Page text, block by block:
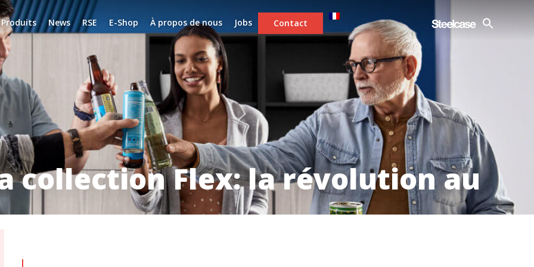
Produits News RSE E-Shop À propos de nous Jobs Contact
collection Flex: la révolution au